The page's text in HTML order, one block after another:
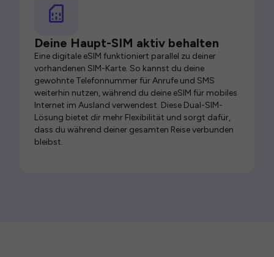
Deine Haupt-SIM aktiv behalten
Eine digitale eSIM funktioniert parallel zu deiner
vorhandenen SIM-Karte. So kannst du deine
gewohnte Telefonnummer für Anrufe und SMS
weiterhin nutzen, während du deine eSIM für mobiles
Internet im Ausland verwendest. Diese Dual-SIM-
Lösung bietet dir mehr Flexibilität und sorgt dafür,
dass du während deiner gesamten Reise verbunden
bleibst.